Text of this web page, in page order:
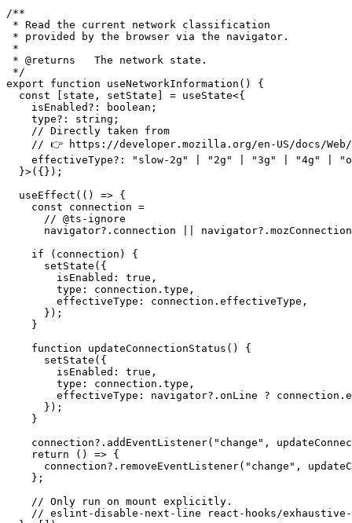
// 👉 https://developer.mozilla.org/en-US/docs/Web/API/
//
/**
* Read the current network classification
* provided by the browser via the navigator.
*
* @returns   The network state.
export function useNetworkInformation() {
  const [state, setState] = useState<{
    isEnabled?: boolean;
    type?: string;
    // Directly taken from
// 👉 https://developer.mozilla.org/en-US/docs/
effectiveType?: "slow-2g" | "2g" | "3g" | "4g" |
  }>({});
  useEffect(() => {
    const connection =
      // @ts-ignore
navigator?.connection ||
    if (connection) {
      setState({
        isEnabled: true,
        effectiveType: connection.effectiveType,
      });
    function updateConnectionStatus() {
      setState({
        isEnabled: true,
effectiveType: navigator?.onLine ?
      });
connection?.addEventListener("change",
    return () => {
connection?.removeEventListener("change",